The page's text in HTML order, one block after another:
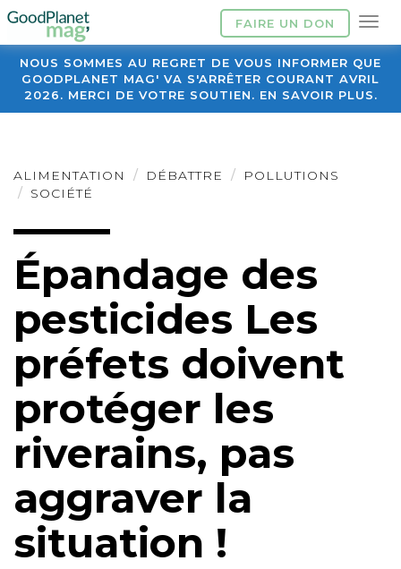
FAIRE UN DON
NOUS SOMMES AU REGRET DE VOUS INFORMER QUE
GOODPLANET MAG' VA S'ARRÊTER COURANT AVRIL
2026. MERCI DE VOTRE SOUTIEN. EN SAVOIR PLUS.
ALIMENTATION DÉBATTRE
POLLUTIONS
SOCIÉTÉ
Épandage des
pesticides Les
préfets doivent
protéger les
riverains, pas
aggraver la
situation !